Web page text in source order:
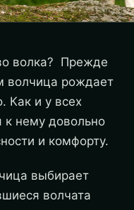
волка? Прежде
волчица рождает
Как и у всех
к нему довольно
и комфорту.
выбирает
волчата